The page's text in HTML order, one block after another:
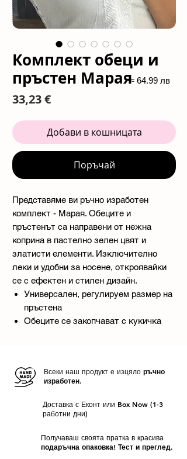
Комплект обеци и
пръстен Марая
33,23 €Цена
Добави в кошницата
Поръчай
Представяме ви ръчно изработен
комплект - Марая. Обеците и
пръстенът са направени от нежна
коприна в пастелно зелен цвят и
златисти елементи. Изключително
леки и удобни за носене, откроявайки
се с ефектен и стилен дизайн.
Универсален, регулируем размер на
пръстена
Обеците се закопчават с кукичка
≈ 64.99 лв
Всеки наш продукт е изцяло ръчно
изработен.
Доставка с Еконт или Box Now (1-3
работни дни)
Получаваш своята пратка в красива
подаръчна опаковка! Тест и преглед.